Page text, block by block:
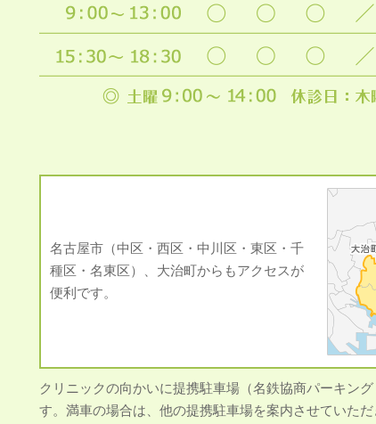
名古屋市（中区・西区・中川区・東区・千
種区・名東区）、大治町からもアクセスが
便利です。
クリニックの向かいに提携駐車場（名鉄協商パーキン
す。満車の場合は、他の提携駐車場を案内させていた